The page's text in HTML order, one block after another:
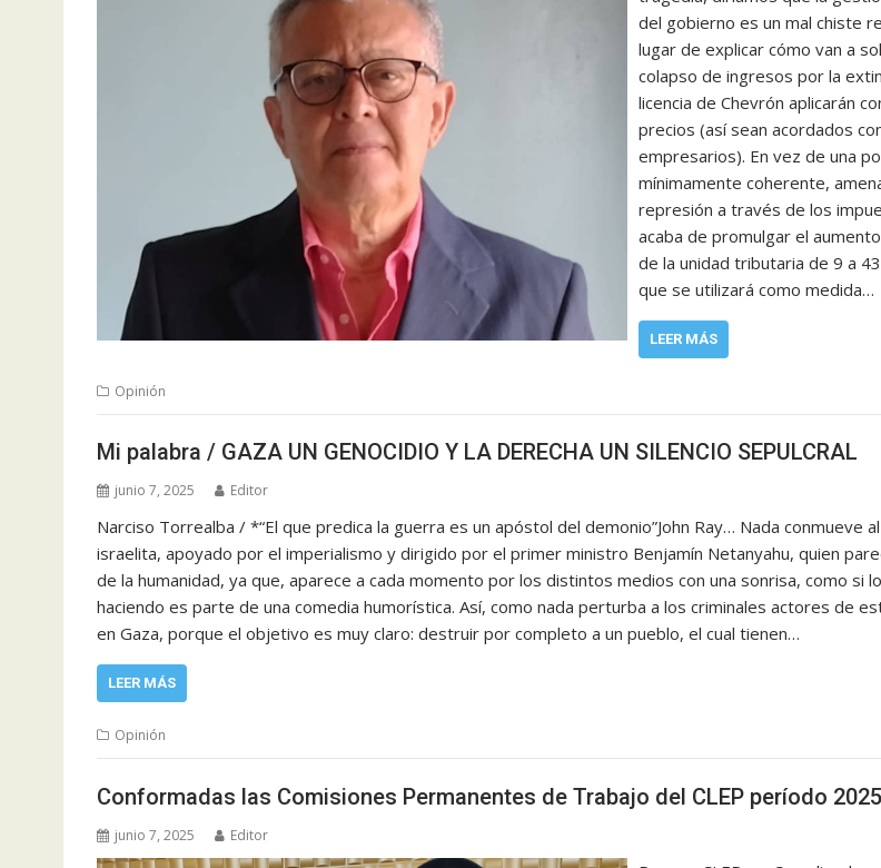
del gobierno es un mal chiste
lugar de explicar cómo van a
colapso de ingresos por la
licencia de Chevrón aplicarán
precios (así sean acordados
empresarios). En vez de una
mínimamente coherente,
represión a través de los
acaba de promulgar el
de la unidad tributaria de 9 a
que se utilizará como medida…
LEER MÁS
Opinión
Mi palabra / GAZA UN GENOCIDIO Y LA DERECHA UN SILENCIO SEPULCRAL
junio 7, 2025 Editor
Narciso Torrealba / *“El que predica la guerra es un apóstol del demonio”John Ray… Nada conmueve
israelita, apoyado por el imperialismo y dirigido por el primer ministro Benjamín Netanyahu, quien
de la humanidad, ya que, aparece a cada momento por los distintos medios con una sonrisa, como si
haciendo es parte de una comedia humorística. Así, como nada perturba a los criminales actores de
en Gaza, porque el objetivo es muy claro: destruir por completo a un pueblo, el cual tienen…
LEER MÁS
Opinión
Conformadas las Comisiones Permanentes de Trabajo del CLEP período
junio 7, 2025 Editor